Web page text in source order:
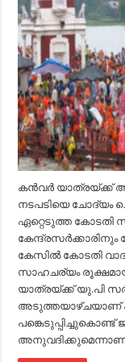
കന്‍വര്‍
യു.പി
കന്‍വര്‍ യാത്രയ്ക്ക്
നടപടിയെ ചോദ്യം
ഏറ്റെടുത്ത കോടതി
കേന്ദ്രസര്‍ക്കാരിനും
കേസില്‍ കോടതി
സാഹചര്യം
യാത്രയ്ക്ക് യു.പി
അടുത്തയാഴ്ചയാണ്